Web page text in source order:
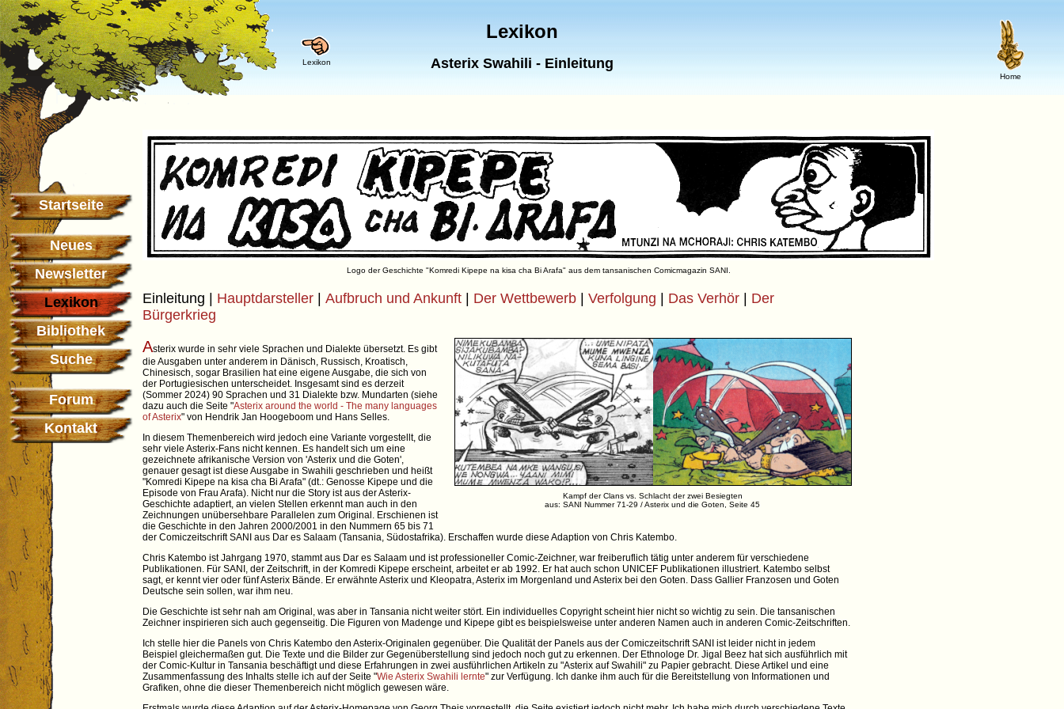
Lexikon
Home
Lexikon
Asterix Swahili - Einleitung
Startseite
Neues
Newsletter
Lexikon
Bibliothek
Suche
Forum
Kontakt
Logo der Geschichte "Komredi Kipepe na kisa cha Bi Arafa" aus dem tansanischen Comicmagazin SANI.
Einleitung | Hauptdarsteller Aufbruch und Ankunft Der Wettbewerb Verfolgung Das Verhör
Der
Bürgerkrieg
Kampf der Clans vs. Schlacht der zwei Besiegten
aus: SANI Nummer 71-29 / Asterix und die Goten, Seite 45
Asterix wurde in sehr viele Sprachen und Dialekte übersetzt. Es gibt
die Ausgaben unter anderem in Dänisch, Russisch, Kroatisch,
Chinesisch, sogar Brasilien hat eine eigene Ausgabe, die sich von
der Portugiesischen unterscheidet. Insgesamt sind es derzeit
(Sommer 2024) 90 Sprachen und 31 Dialekte bzw. Mundarten (siehe
dazu auch die Seite "Asterix around the world - The many languages
of Asterix" von Hendrik Jan Hoogeboom und Hans Selles.
In diesem Themenbereich wird jedoch eine Variante vorgestellt, die
sehr viele Asterix-Fans nicht kennen. Es handelt sich um eine
gezeichnete afrikanische Version von 'Asterix und die Goten',
genauer gesagt ist diese Ausgabe in Swahili geschrieben und heißt
"Komredi Kipepe na kisa cha Bi Arafa" (dt.: Genosse Kipepe und die
Episode von Frau Arafa). Nicht nur die Story ist aus der Asterix-
Geschichte adaptiert, an vielen Stellen erkennt man auch in den
Zeichnungen unübersehbare Parallelen zum Original. Erschienen ist
die Geschichte in den Jahren 2000/2001 in den Nummern 65 bis 71
der Comiczeitschrift SANI aus Dar es Salaam (Tansania, Südostafrika). Erschaffen wurde diese Adaption von Chris Katembo.
Chris Katembo ist Jahrgang 1970, stammt aus Dar es Salaam und ist professioneller Comic-Zeichner, war freiberuflich tätig unter anderem für verschiedene
Publikationen. Für SANI, der Zeitschrift, in der Komredi Kipepe erscheint, arbeitet er ab 1992. Er hat auch schon UNICEF Publikationen illustriert. Katembo selbst
sagt, er kennt vier oder fünf Asterix Bände. Er erwähnte Asterix und Kleopatra, Asterix im Morgenland und Asterix bei den Goten. Dass Gallier Franzosen und Goten
Deutsche sein sollen, war ihm neu.
Die Geschichte ist sehr nah am Original, was aber in Tansania nicht weiter stört. Ein individuelles Copyright scheint hier nicht so wichtig zu sein. Die tansanischen
Zeichner inspirieren sich auch gegenseitig. Die Figuren von Madenge und Kipepe gibt es beispielsweise unter anderen Namen auch in anderen Comic-Zeitschriften.
Ich stelle hier die Panels von Chris Katembo den Asterix-Originalen gegenüber. Die Qualität der Panels aus der Comiczeitschrift SANI ist leider nicht in jedem
Beispiel gleichermaßen gut. Die Texte und die Bilder zur Gegenüberstellung sind jedoch noch gut zu erkennen. Der Ethnologe Dr. Jigal Beez hat sich ausführlich mit
der Comic-Kultur in Tansania beschäftigt und diese Erfahrungen in zwei ausführlichen Artikeln zu "Asterix auf Swahili" zu Papier gebracht. Diese Artikel und eine
Zusammenfassung des Inhalts stelle ich auf der Seite "Wie Asterix Swahili lernte" zur Verfügung. Ich danke ihm auch für die Bereitstellung von Informationen und
Grafiken, ohne die dieser Themenbereich nicht möglich gewesen wäre.